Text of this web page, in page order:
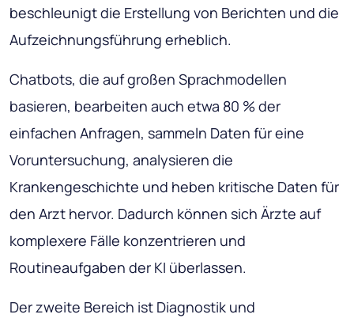
beschleunigt die Erstellung von Berichten und die
Aufzeichnungsführung erheblich.
Chatbots, die auf großen Sprachmodellen
basieren, bearbeiten auch etwa 80 % der
einfachen Anfragen, sammeln Daten für eine
Voruntersuchung, analysieren die
Krankengeschichte und heben kritische Daten für
den Arzt hervor. Dadurch können sich Ärzte auf
komplexere Fälle konzentrieren und
Routineaufgaben der KI überlassen.
Der zweite Bereich ist Diagnostik und